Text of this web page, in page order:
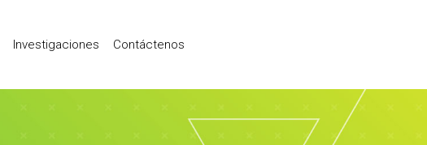
Investigaciones Contáctenos